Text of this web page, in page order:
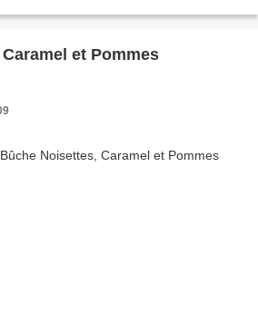
et Pommes